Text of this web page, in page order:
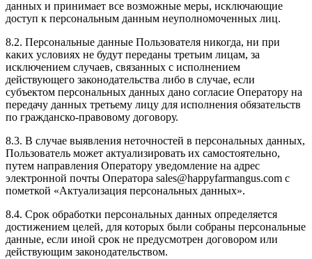
данных и принимает все возможные меры, исключающие
доступ к персональным данным неуполномоченных лиц.
8.2. Персональные данные Пользователя никогда, ни при
каких условиях не будут переданы третьим лицам, за
исключением случаев, связанных с исполнением
действующего законодательства либо в случае, если
субъектом персональных данных дано согласие Оператору на
передачу данных третьему лицу для исполнения обязательств
по гражданско-правовому договору.
8.3. В случае выявления неточностей в персональных данных,
Пользователь может актуализировать их самостоятельно,
путем направления Оператору уведомление на адрес
электронной почты Оператора sales@happyfarmangus.com с
пометкой «Актуализация персональных данных».
8.4. Срок обработки персональных данных определяется
достижением целей, для которых были собраны персональные
данные, если иной срок не предусмотрен договором или
действующим законодательством.